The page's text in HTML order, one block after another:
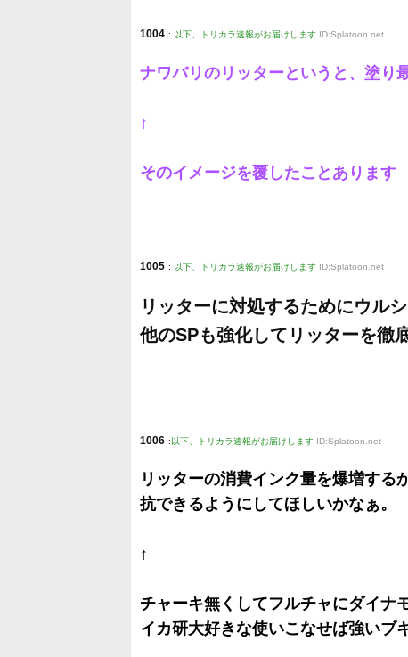
1004 : 以下、トリカラ速報がお届けします ID:Splatoon.net
ナワバリのリッターというと、塗り
↑
そのイメージを覆したことあります
1005 : 以下、トリカラ速報がお届けします ID:Splatoon.net
リッターに対処するためにウル
他のSPも強化してリッターを徹
1006 : 以下、トリカラ速報がお届けします ID:Splatoon.net
リッターの消費インク量を爆増する
抗できるようにしてほしいかなぁ。
↑
チャーキ無くしてフルチャにダイナ
イカ研大好きな使いこなせば強いブ